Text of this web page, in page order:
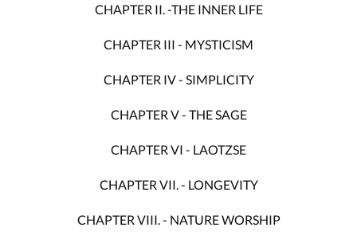
CHAPTER II. -THE INNER LIFE
CHAPTER III - MYSTICISM
CHAPTER IV - SIMPLICITY
CHAPTER V - THE SAGE
CHAPTER VI - LAOTZSE
CHAPTER VII. - LONGEVITY
CHAPTER VIII. - NATURE WORSHIP